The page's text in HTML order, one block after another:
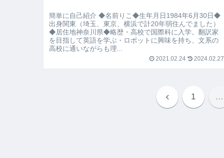
簡単に自己紹介 ◆名前りこ◆生年月日1984年6月30日◆
出身関東（埼玉、東京、横浜で計20年弱住んでました）
◆居住地神奈川県◆略歴・高校で国際科に入学。翻訳家
を目指して英語を学ぶ・ロボットに興味を持ち、文系の
高校に通いながらも理...
2021.02.24 2024.02.27
1 …